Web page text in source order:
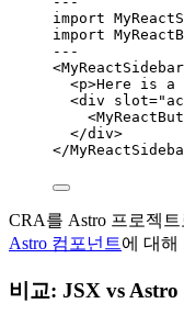
import
import
---
<MyReactSidebar
<p>Here is a
<div slot="
<
</div>
</
CRA를 Astro 프로젝
Astro 컴포넌트에 대해
비교: JSX vs Astro